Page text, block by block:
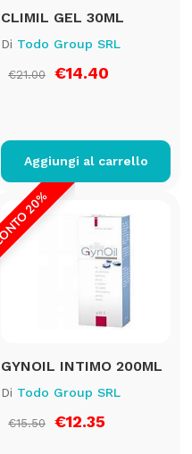
CLIMIL GEL 30ML
Di Todo Group SRL
€21.00 €14.40
Aggiungi al carrello
20%
GYNOIL INTIMO 200ML
Di Todo Group SRL
€15.50 €12.35